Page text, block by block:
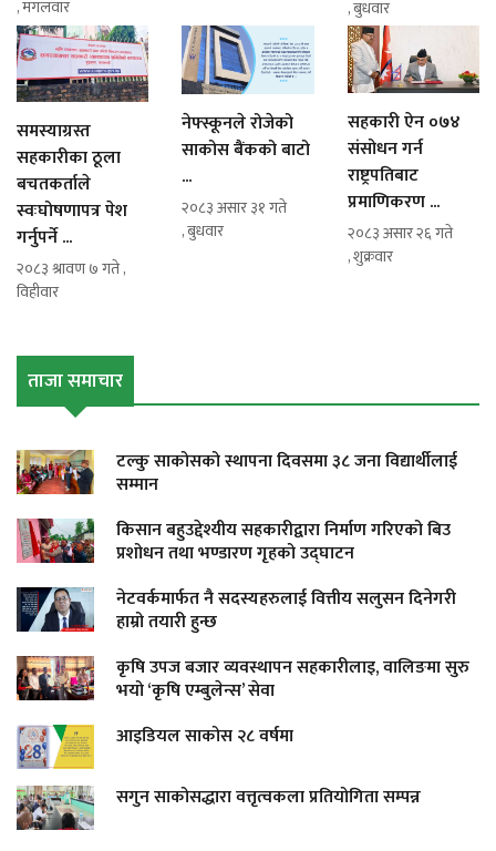
, मंगलवार
, बुधवार
समस्याग्रस्त
सहकारीका ठूला
बचतकर्ताले
स्वःघोषणापत्र पेश
गर्नुपर्ने ...
२०८३ श्रावण ७ गते ,
विहीवार
नेफ्स्कूनले रोजेको
साकोस बैंकको बाटो
...
२०८३ असार ३१ गते
, बुधवार
सहकारी ऐन ०७४
संसोधन गर्न
राष्ट्रपतिबाट
प्रमाणिकरण ...
२०८३ असार २६ गते
, शुक्रवार
ताजा समाचार
टल्कु साकोसको स्थापना दिवसमा ३८ जना विद्यार्थीलाई
सम्मान
किसान बहुउद्देश्यीय सहकारीद्वारा निर्माण गरिएको बिउ
प्रशोधन तथा भण्डारण गृहको उद्घाटन
नेटवर्कमार्फत नै सदस्यहरुलाई वित्तीय सलुसन दिनेगरी
हाम्रो तयारी हुन्छ
कृषि उपज बजार व्यवस्थापन सहकारीलाइ, वालिङमा सुरु
भयो ‘कृषि एम्बुलेन्स’ सेवा
आइडियल साकोस २८ वर्षमा
सगुन साकोसद्धारा वत्तृत्वकला प्रतियोगिता सम्पन्न